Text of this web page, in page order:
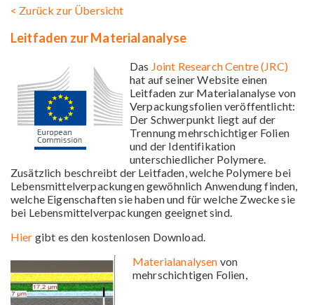
< Zurück zur Übersicht
Leitfaden zur Materialanalyse
Das Joint Research Centre (JRC)
hat auf seiner Website einen
Leitfaden zur Materialanalyse von
Verpackungsfolien veröffentlicht:
Der Schwerpunkt liegt auf der
Trennung mehrschichtiger Folien
und der Identifikation
unterschiedlicher Polymere.
Zusätzlich beschreibt der Leitfaden, welche Polymere bei
Lebensmittelverpackungen gewöhnlich Anwendung finden,
welche Eigenschaften sie haben und für welche Zwecke sie
bei Lebensmittelverpackungen geeignet sind.
Hier gibt es den kostenlosen Download.
Materialanalysen von
mehrschichtigen Folien,